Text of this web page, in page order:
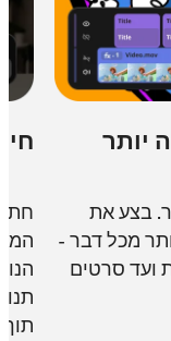
בצע את
מכל דבר -
סרטים